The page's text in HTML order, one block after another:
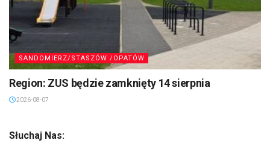
SANDOMIERZ/STASZÓW /OPATÓW
Region: ZUS będzie zamknięty 14 sierpnia
2026-08-07
Słuchaj Nas: